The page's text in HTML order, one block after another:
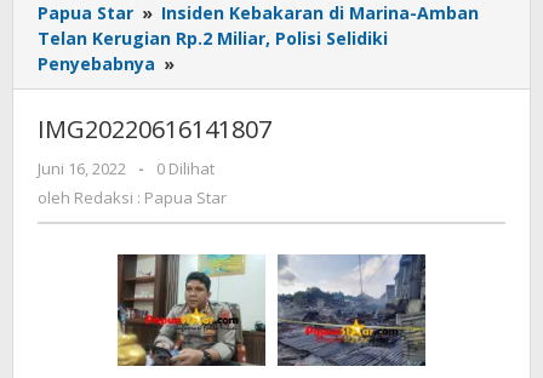
Papua Star » Insiden Kebakaran di Marina-Amban
Telan Kerugian Rp.2 Miliar, Polisi Selidiki
Penyebabnya »
IMG20220616141807
Juni 16, 2022
oleh
Redaksi
Star
-
0 Dilihat
oleh Redaksi : Papua Star